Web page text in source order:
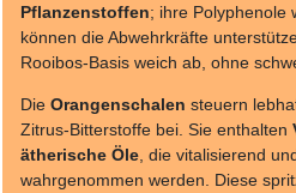
Pflanzenstoffen; ihre Polyphenole
können die Abwehrkräfte
Rooibos-Basis weich ab, ohne
Die Orangenschalen steuern
Zitrus-Bitterstoffe bei. Sie enthalten
ätherische Öle , die vitalisierend
wahrgenommen werden. Diese